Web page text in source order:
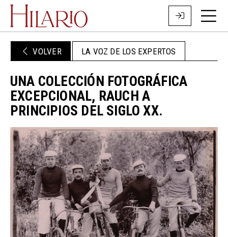
VOLVER LA VOZ DE LOS EXPERTOS
UNA COLECCIÓN FOTOGRÁFICA
EXCEPCIONAL, RAUCH A
PRINCIPIOS DEL SIGLO XX.